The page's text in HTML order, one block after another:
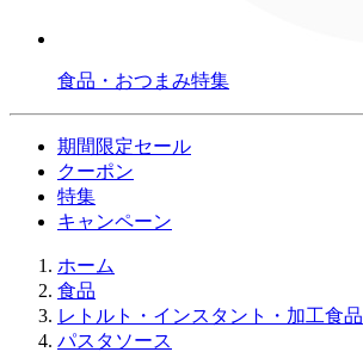
食品・おつまみ特集
期間限定セール
クーポン
特集
キャンペーン
ホーム
食品
レトルト・インスタント・加工食品
パスタソース